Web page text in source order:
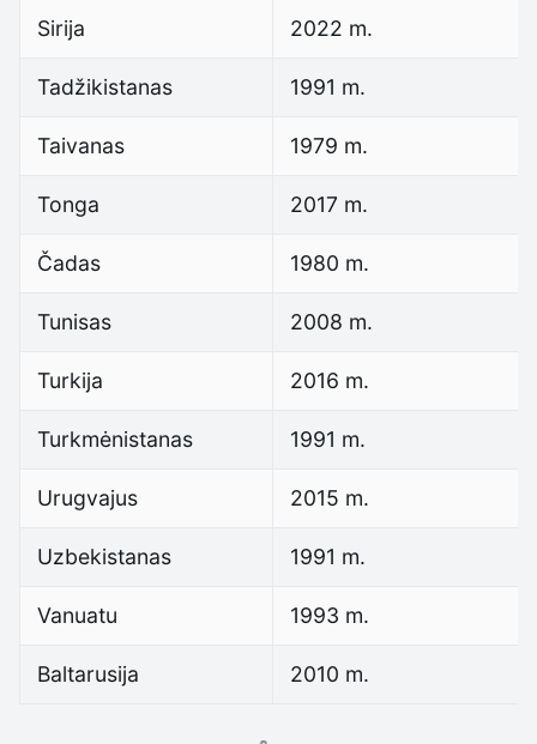
Sirija 2022 m.
Tadžikistanas 1991 m.
Taivanas 1979 m.
Tonga 2017 m.
Čadas 1980 m.
Tunisas 2008 m.
Turkija 2016 m.
Turkmėnistanas 1991 m.
Urugvajus 2015 m.
Uzbekistanas 1991 m.
Vanuatu 1993 m.
Baltarusija 2010 m.